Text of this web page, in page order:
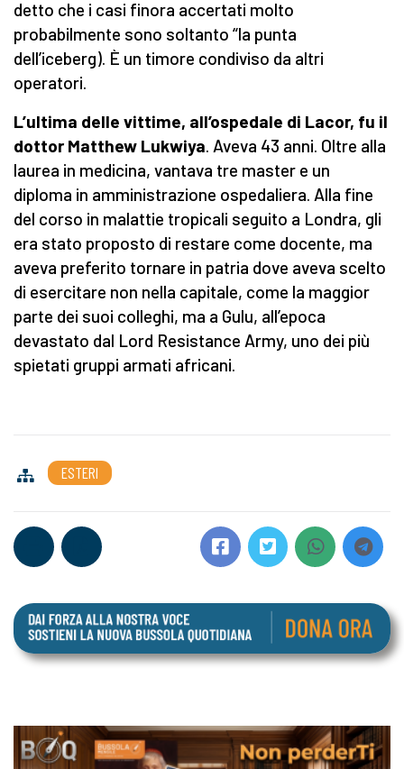
detto che i casi finora accertati molto
probabilmente sono soltanto “la punta
dell’iceberg). È un timore condiviso da altri
operatori.
L’ultima delle vittime, all’ospedale di Lacor, fu il
dottor Matthew Lukwiya. Aveva 43 anni. Oltre alla
laurea in medicina, vantava tre master e un
diploma in amministrazione ospedaliera. Alla fine
del corso in malattie tropicali seguito a Londra, gli
era stato proposto di restare come docente, ma
aveva preferito tornare in patria dove aveva scelto
di esercitare non nella capitale, come la maggior
parte dei suoi colleghi, ma a Gulu, all’epoca
devastato dal Lord Resistance Army, uno dei più
spietati gruppi armati africani.
ESTERI